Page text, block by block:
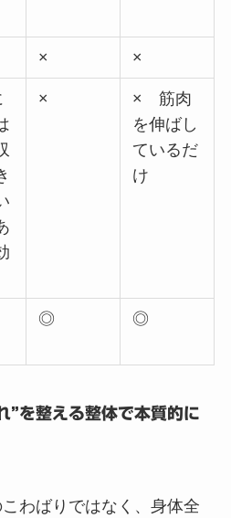
× ×
×
× 筋肉
を伸ばし
ているだ
け
◎ ◎
”を整える整体で本質的に
わばりではなく、身体全